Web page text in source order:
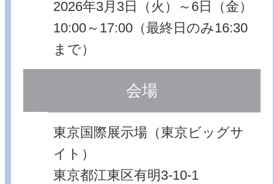
2026年3月3日（火）～6日（金）
10:00～17:00（最終日のみ16:30
まで）
会場
東京国際展示場（東京ビッグサ
イト）
東京都江東区有明3-10-1